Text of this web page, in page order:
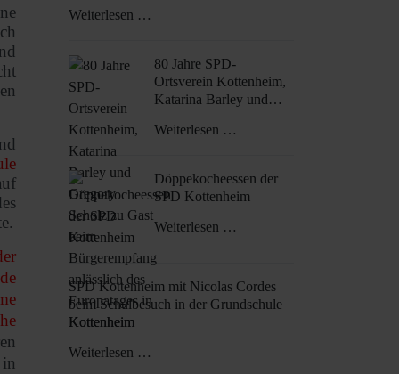
Weiterlesen …
80 Jahre SPD-
Ortsverein Kottenheim,
Katarina Barley und
beim Bürgerempfang
Europatages in
Kottenheim
Weiterlesen …
Döppekocheessen der
SPD Kottenheim
Weiterlesen …
SPD Kottenheim mit Nicolas Cordes
beim Schulbesuch in der Grundschule
Kottenheim
Weiterlesen …